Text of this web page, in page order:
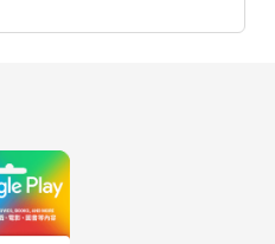
度，大幅度增強戰力，還可以
擊附近村落的阿爾迪亞戰艦上
齒輪，再次轉動了起來。
容大重現
人氣遊戲要素，「古代皇帝的